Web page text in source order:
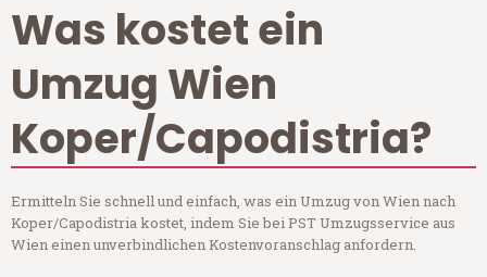
Was kostet ein
Umzug Wien
Koper/Capodistria?
Ermitteln Sie schnell und einfach, was ein Umzug von Wien nach
Koper/Capodistria kostet, indem Sie bei PST Umzugsservice aus
Wien einen unverbindlichen Kostenvoranschlag anfordern.